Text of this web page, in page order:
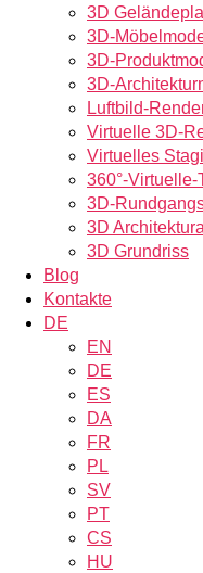
3D
3D-
3D-
3D-
Luftbild-
Virtuelle 3D-
Virtuelles
360°-
3D-
3D
3D Grundriss
Blog
Kontakte
DE
EN
DE
ES
DA
FR
PL
SV
PT
CS
HU